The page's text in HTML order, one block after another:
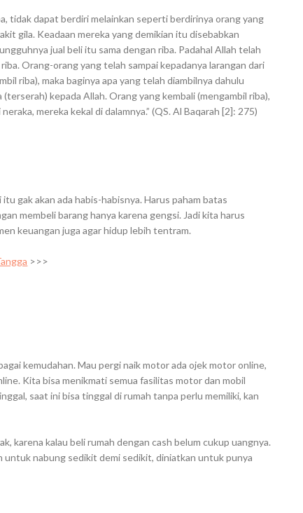
tidak dapat berdiri melainkan seperti berdirinya orang yang
gila. Keadaan mereka yang demikian itu disebabkan
jual beli itu sama dengan riba. Padahal Allah telah
Orang-orang yang telah sampai kepadanya larangan dari
riba), maka baginya apa yang telah diambilnya dahulu
kepada Allah. Orang yang kembali (mengambil riba),
mereka kekal di dalamnya.” (QS. Al Baqarah [2]: 275)
gak akan ada habis-habisnya. Harus paham batas
membeli barang hanya karena gengsi. Jadi kita harus
keuangan juga agar hidup lebih tentram.
>>>
kemudahan. Mau pergi naik motor ada ojek motor online,
Kita bisa menikmati semua fasilitas motor dan mobil
saat ini bisa tinggal di rumah tanpa perlu memiliki, kan
karena kalau beli rumah dengan cash belum cukup uangnya.
untuk nabung sedikit demi sedikit, diniatkan untuk punya